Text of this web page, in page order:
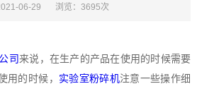
06-29 浏览：3695次
司来说，在生产的产品在使用的时候需要
用的时候， 实验室粉碎机注意一些操作细